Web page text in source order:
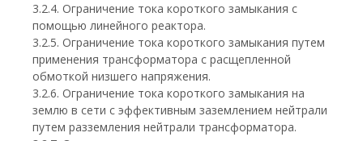
3.2.4. Ограничение тока короткого замыкания с
помощью линейного реактора.
3.2.5. Ограничение тока короткого замыкания путем
применения трансформатора с расщепленной
обмоткой низшего напряжения.
3.2.6. Ограничение тока короткого замыкания на
землю в сети с эффективным заземлением нейтрали
путем разземления нейтрали трансформатора.